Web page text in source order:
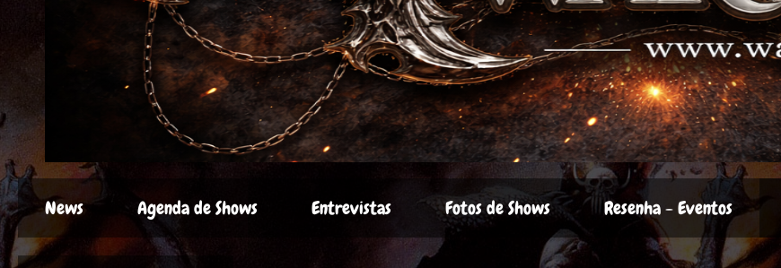
News Agenda de Shows Entrevistas Fotos de Shows Resenha - Eventos